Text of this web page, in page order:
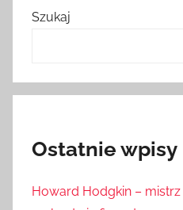
Szukaj
Ostatnie wpisy
Howard Hodgkin –